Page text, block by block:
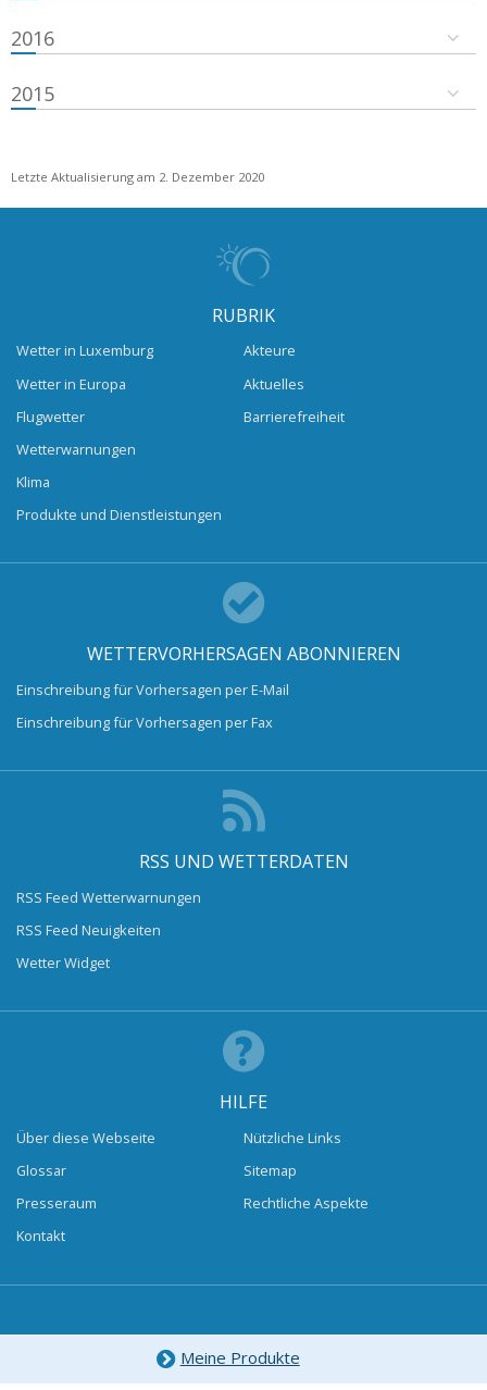
2016
2015
Letzte Aktualisierung am 2. Dezember 2020
RUBRIK
Wetter in Luxemburg
Wetter in Europa
Flugwetter
Wetterwarnungen
Klima
Produkte und Dienstleistungen
Akteure
Aktuelles
Barrierefreiheit
WETTERVORHERSAGEN ABONNIEREN
Einschreibung für Vorhersagen per E-Mail
Einschreibung für Vorhersagen per Fax
RSS UND WETTERDATEN
RSS Feed Wetterwarnungen
RSS Feed Neuigkeiten
Wetter Widget
HILFE
Über diese Webseite
Glossar
Presseraum
Kontakt
Nützliche Links
Sitemap
Rechtliche Aspekte
Meine Produkte